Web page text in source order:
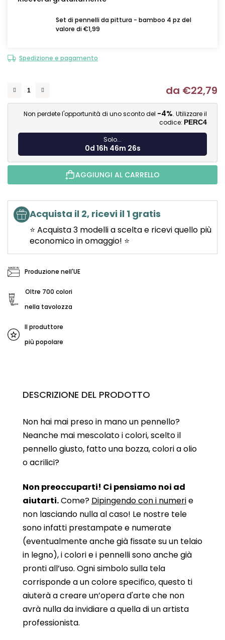
Set di pennelli da pittura - bamboo 4 pz del
valore di €1,99
Spedizione e pagamento
da €22,79
Non perdete l'opportunità di uno sconto del -4%. Utilizzare il
codice: PERC4
Solo...
0d 16h 46m 25s
AGGIUNGI AL CARRELLO
Acquista il 2, ricevi il 1 gratis
⭐ Acquista 3 modelli a scelta e ricevi quello più
economico in omaggio! ⭐
Produzione nell'UE
Oltre 700 colori
nella tavolozza
Il produttore
più popolare
DESCRIZIONE DEL PRODOTTO
Non hai mai preso in mano un pennello?
Neanche mai mescolato i colori, scelto il
pennello giusto, fatto una bozza, colori a olio
o acrilici?
Non preoccuparti! Ci pensiamo noi ad
aiutarti.Come? Dipingendo con i numerie
non lasciando nulla al caso! Le nostre tele
sono infatti prestampate e numerate
(eventualmente anche già fissate su un telaio
in legno), i colori e i pennelli sono anche già
pronti all’uso. Ogni simbolo sulla tela
corrisponde a un colore specifico, questo ti
aiuterà a creare un’opera d'arte che non
avrà nulla da invidiare a quella di un artista
professionista.